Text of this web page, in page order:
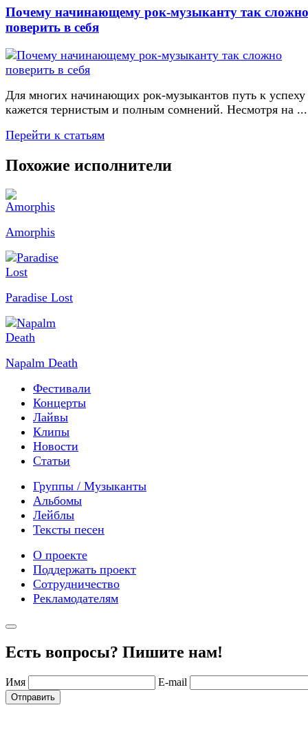
Почему начинающему рок-музыканту так сложно
поверить в себя
Для многих начинающих рок-музыкантов путь к успеху
кажется тернистым и полным сомнений. Несмотря на ...
Перейти к статьям
Похожие исполнители
Amorphis
Paradise Lost
Napalm Death
Фестивали
Концерты
Лайвы
Клипы
Новости
Статьи
Группы / Музыканты
Альбомы
Лейблы
Тексты песен
О проекте
Поддержать проект
Сотрудничество
Рекламодателям
Есть вопросы? Пишите нам!
Имя E-mail